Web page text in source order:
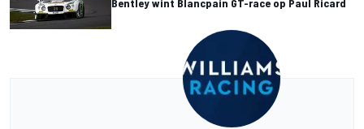
Bentley wint Blancpain GT-race op Paul Ricard